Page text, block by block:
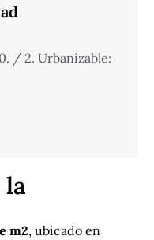
/ 2. Urbanizable:
la
m2, ubicado en